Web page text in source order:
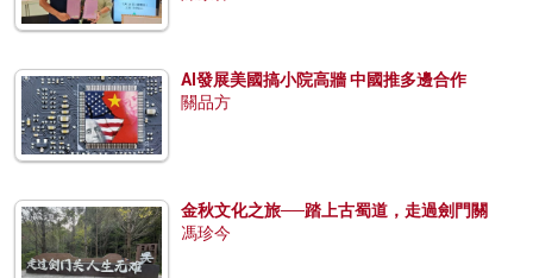
AI發展美國搞小院高牆 中國推多邊合作
關品方
金秋文化之旅──踏上古蜀道，走過劍門關
馮珍今